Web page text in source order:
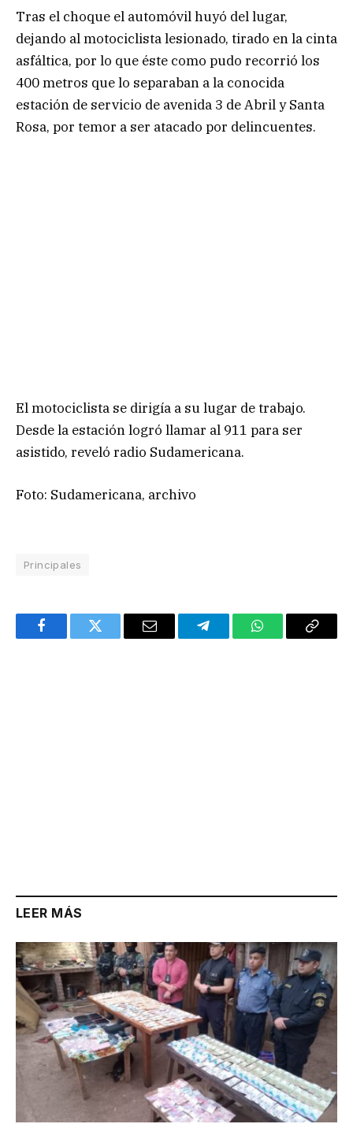
Tras el choque el automóvil huyó del lugar,
dejando al motociclista lesionado, tirado en la cinta
asfáltica, por lo que éste como pudo recorrió los
400 metros que lo separaban a la conocida
estación de servicio de avenida 3 de Abril y Santa
Rosa, por temor a ser atacado por delincuentes.
El motociclista se dirigía a su lugar de trabajo.
Desde la estación logró llamar al 911 para ser
asistido, reveló radio Sudamericana.
Foto: Sudamericana, archivo
Principales
FacebookTwitter Email TelegramWhatsAppCopy
LEER MÁS